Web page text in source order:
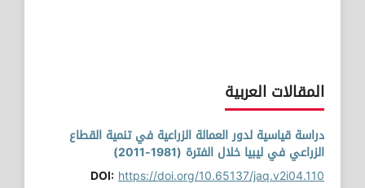
المقالات العربية
دراسة قياسية لدور العمالة الزراعية في تنمية القطاع
الزراعي في ليبيا خلال الفترة (1981-2011)
DOI:https://doi.org/10.65137/jaq.v2i04.110